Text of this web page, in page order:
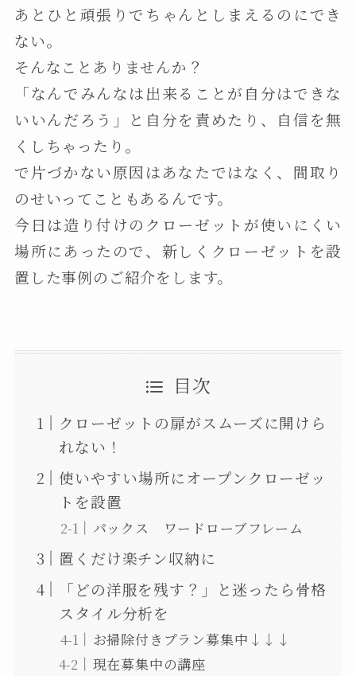
あとひと頑張りでちゃんとしまえるのにでき
ない。
そんなことありませんか？
「なんでみんなは出来ることが自分はできな
いいんだろう」と自分を責めたり、自信を無
くしちゃったり。
で片づかない原因はあなたではなく、間取り
のせいってこともあるんです。
今日は造り付けのクローゼットが使いにくい
場所にあったので、新しくクローゼットを設
置した事例のご紹介をします。
目次
クローゼットの扉がスムーズに開けら
れない！
使いやすい場所にオープンクローゼッ
トを設置
パックス ワードローブフレーム
置くだけ楽チン収納に
「どの洋服を残す？」と迷ったら骨格
スタイル分析を
お掃除付きプラン募集中↓↓↓
現在募集中の講座